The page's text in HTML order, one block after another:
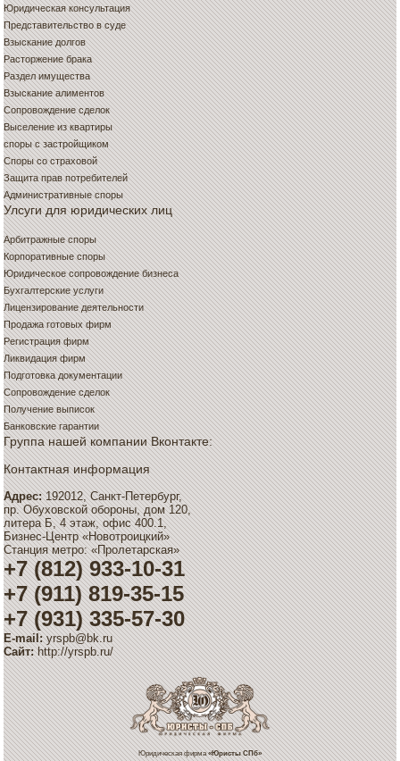
Юридическая консультация
Представительство в суде
Взыскание долгов
Расторжение брака
Раздел имущества
Взыскание алиментов
Сопровождение сделок
Выселение из квартиры
споры с застройщиком
Споры со страховой
Защита прав потребителей
Административные споры
Улсуги для юридических лиц
Арбитражные споры
Корпоративные споры
Юридическое сопровождение бизнеса
Бухгалтерские услуги
Лицензирование деятельности
Продажа готовых фирм
Регистрация фирм
Ликвидация фирм
Подготовка документации
Сопровождение сделок
Получение выписок
Банковские гарантии
Группа нашей компании Вконтакте:
Контактная информация
Адрес:192012, Санкт-Петербург,
пр. Обуховской обороны, дом 120,
литера Б, 4 этаж, офис 400.1,
Бизнес-Центр «Новотроицкий»
Станция метро: «Пролетарская»
+7 (812) 933-10-31
+7 (911) 819-35-15
+7 (931) 335-57-30
E-mail:yrspb@bk.ru
Сайт:http://yrspb.ru/
Юридическая фирма«Юристы СПб»